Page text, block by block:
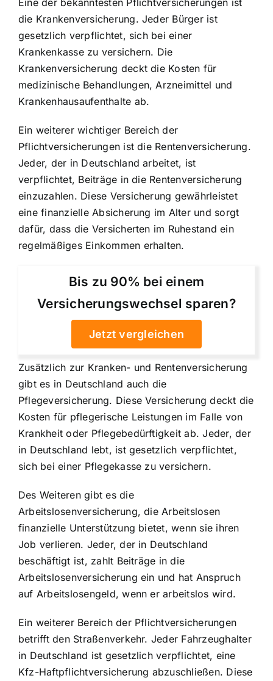
die Krankenversicherung. Jeder Bürger ist
gesetzlich verpflichtet, sich bei einer
Krankenkasse zu versichern. Die
Krankenversicherung deckt die Kosten für
medizinische Behandlungen, Arzneimittel und
Krankenhausaufenthalte ab.
Ein weiterer wichtiger Bereich der
Pflichtversicherungen ist die Rentenversicherung.
Jeder, der in Deutschland arbeitet, ist
verpflichtet, Beiträge in die Rentenversicherung
einzuzahlen. Diese Versicherung gewährleistet
eine finanzielle Absicherung im Alter und sorgt
dafür, dass die Versicherten im Ruhestand ein
regelmäßiges Einkommen erhalten.
Bis zu 90% bei einem
Versicherungswechsel sparen?
Jetzt vergleichen
Zusätzlich zur Kranken- und Rentenversicherung
gibt es in Deutschland auch die
Pflegeversicherung. Diese Versicherung deckt die
Kosten für pflegerische Leistungen im Falle von
Krankheit oder Pflegebedürftigkeit ab. Jeder, der
in Deutschland lebt, ist gesetzlich verpflichtet,
sich bei einer Pflegekasse zu versichern.
Des Weiteren gibt es die
Arbeitslosenversicherung, die Arbeitslosen
finanzielle Unterstützung bietet, wenn sie ihren
Job verlieren. Jeder, der in Deutschland
beschäftigt ist, zahlt Beiträge in die
Arbeitslosenversicherung ein und hat Anspruch
auf Arbeitslosengeld, wenn er arbeitslos wird.
Ein weiterer Bereich der Pflichtversicherungen
betrifft den Straßenverkehr. Jeder Fahrzeughalter
in Deutschland ist gesetzlich verpflichtet, eine
Kfz-Haftpflichtversicherung abzuschließen. Diese